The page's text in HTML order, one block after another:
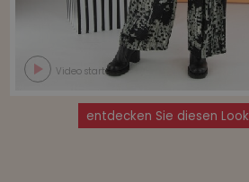
Video starten
entdecken Sie diesen Look